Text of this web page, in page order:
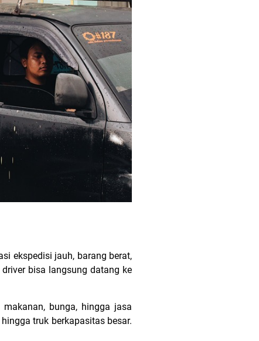
ekspedisi jauh, barang berat,
bisa langsung datang ke
bunga, hingga jasa
truk berkapasitas besar.